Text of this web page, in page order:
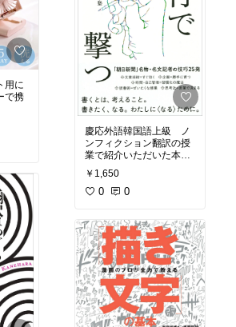
用に
で携
慶応外語韓国語上級 ノ
ンフィクション翻訳の授
業で紹介いただいた本。
翻訳する際の言葉選びや
表現のブラッシュアップ
に関してヒントを得られ
￥1,650
0 0